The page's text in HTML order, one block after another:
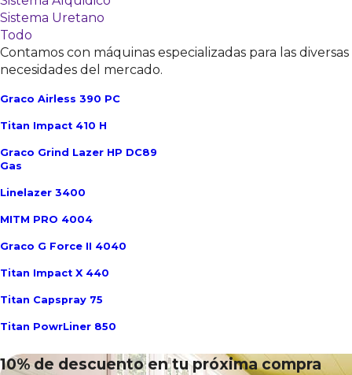
Sistema Uretano
Todo
Contamos con máquinas especializadas para las diversas
necesidades del mercado.
Graco Airless 390 PC
Titan Impact 410 H
Graco Grind Lazer HP DC89
Gas
Linelazer 3400
MITM PRO 4004
Graco G Force II 4040
Titan Impact X 440
Titan Capspray 75
Titan PowrLiner 850
10% de descuento en tu próxima compra